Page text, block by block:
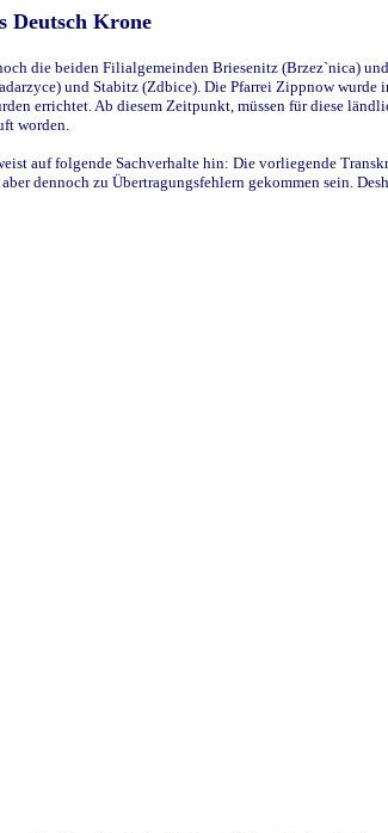
Deutsch Krone
die beiden Filialgemeinden Briesenitz (Brzez`nica)
und Stabitz (Zdbice). Die Pfarrei Zippnow
errichtet. Ab diesem Zeitpunkt, müssen für diese
worden.
auf folgende Sachverhalte hin: Die vorliegende
dennoch zu Übertragungsfehlern gekommen sein.